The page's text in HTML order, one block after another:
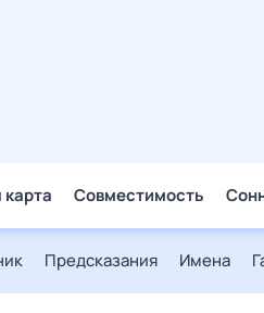
Совместимость
Предсказания Имена